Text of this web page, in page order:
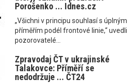
Porošenko ... Idnes.cz
„Všichni v principu souhlasí s úplným
příměřím podél frontové linie,“ uvedli
pozorovatelé...
Zpravodaj ČT v ukrajinské
Talakovce: Příměří se
nedodržuje ... ČT24